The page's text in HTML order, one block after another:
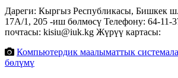
Дареги: Кыргыз Республикасы, Бишкек
17А/1, 205 -иш бөлмөсү Телефону: 64-11-
почтасы: kisiu@iuk.kg Жүрүү картасы:
Компьютердик маалыматтык
бөлүмү